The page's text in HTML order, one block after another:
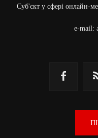
Cуб'єкт у сфері онлайн-
e-mail: